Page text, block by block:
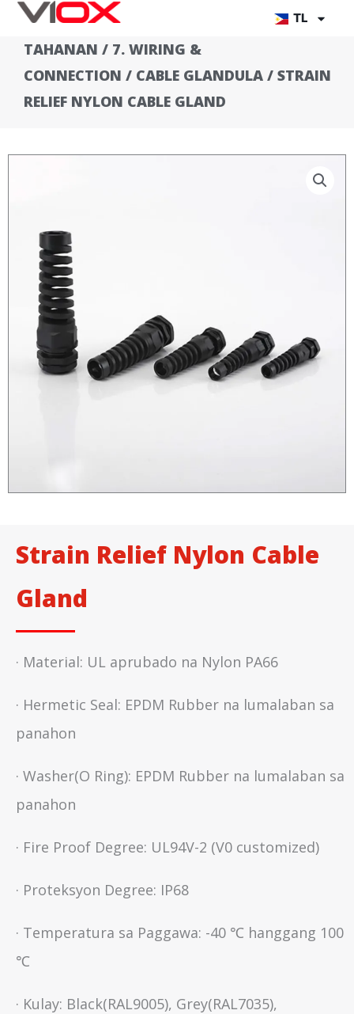
Lumaktaw
nilalaman
TL
TAHANAN / 7. WIRING &
CONNECTION / CABLE GLANDULA / STRAIN
RELIEF NYLON CABLE GLAND
Strain Relief Nylon Cable
Gland
· Material: UL aprubado na Nylon PA66
· Hermetic Seal: EPDM Rubber na lumalaban sa
panahon
· Washer(O Ring): EPDM Rubber na lumalaban sa
panahon
· Fire Proof Degree: UL94V-2 (V0 customized)
· Proteksyon Degree: IP68
· Temperatura sa Paggawa: -40 ℃ hanggang 100
℃
· Kulay: Black(RAL9005), Grey(RAL7035),